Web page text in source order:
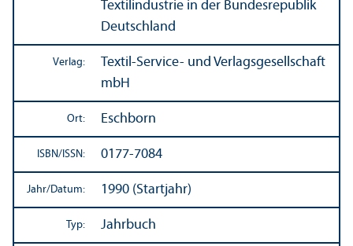
Textilindustrie in der Bundes­republik
Deutschland
Verlag:
Textil-Service- und Verlags­gesellschaft
mbH
Ort: Eschborn
ISBN/ ISSN: 0177-7084
Jahr/Datum: 1990 (Startjahr)
Typ: Jahrbuch